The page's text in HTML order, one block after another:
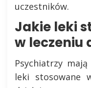
uczestników.
Jakie leki
w leczeniu
Psychiatrzy
leki stosowane